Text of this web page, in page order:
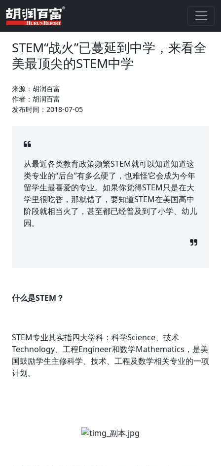
STEM“战火”已蔓延到中学，来看全
美最顶尖的STEM中学
来源：胡润百富
作者：胡润百富
发布时间：2018-07-05
从最近各类教育政策频繁STEM就可以知道知道这
类专业的“后台”有多么硬了，也难怪它会成为今年
留学生最喜爱的专业。如果你觉得STEM只是在大
学里很吃香，那就错了，要知道STEM在美国高中
阶段就相当火了，甚至都已经普及到了小学、幼儿
园。
什么是STEM？
STEM专业其实指四大学科：科学Science、技术
Technology、工程Engineer和数学Mathematics，是美
国鼓励学生主修科学、技术、工程及数学相关专业的一项
计划。